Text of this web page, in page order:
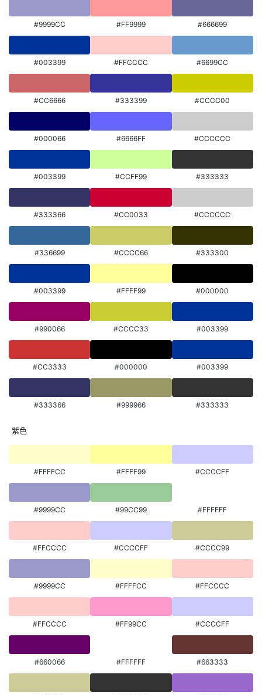
#9999CC #FF9999 #666699
#003399 #FFCCCC #6699CC
#CC6666 #333399 #CCCC00
#000066 #6666FF #CCCCCC
#003399 #CCFF99 #333333
#333366 #CC0033 #CCCCCC
#336699 #CCCC66 #333300
#003399 #FFFF99 #000000
#990066 #CCCC33 #003399
#CC3333 #000000 #003399
#333366 #999966 #333333
紫色
#FFFFCC #FFFF99 #CCCCFF
#9999CC #99CC99 #FFFFFF
#FFCCCC #CCCCFF #CCCC99
#9999CC #FFFFCC #FFCCCC
#FFCCCC #FF99CC #CCCCFF
#660066 #FFFFFF #663333